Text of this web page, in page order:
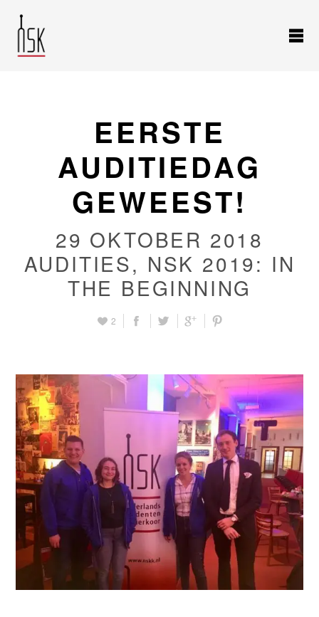
EERSTE
AUDITIEDAG
GEWEEST!
29 OKTOBER 2018
AUDITIES, NSK 2019: IN
THE BEGINNING
2